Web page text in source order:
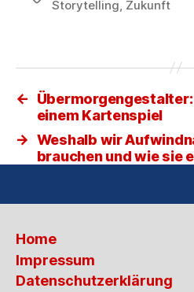
Storytelling, Zukunft
←
einem Kartenspiel
→ Weshalb wir
brauchen und wie sie
Home
Impressum
Datenschutzerklärung